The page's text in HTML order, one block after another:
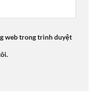
web trong trình duyệt